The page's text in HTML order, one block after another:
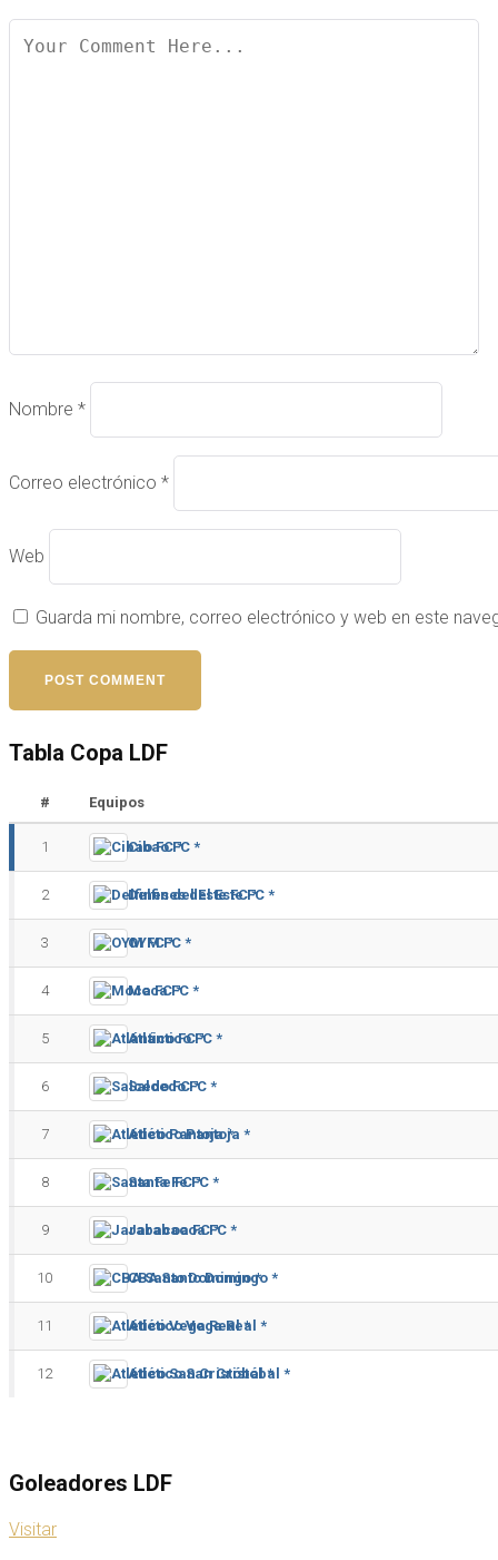
Nombre *
Correo electrónico *
Web
Guarda mi nombre, correo electrónico y web en este
Tabla Copa LDF
# Equipos
1 Cibao FC *
2 Delfines del Este FC *
3 OYM FC *
4 Moca FC *
5 Atlántico FC *
6 Salcedo FC *
7 Atlético Pantoja *
8 Santa Fe FC *
9 Jarabacoa FC *
10 CBA Santo Domingo *
11 Atlético Vega Real *
12 Atlético San Cristóbal *
Goleadores LDF
Visitar